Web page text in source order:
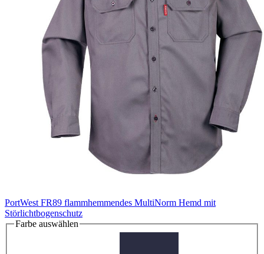
PortWest FR89 flammhemmendes MultiNorm Hemd mit
Störlichtbogenschutz
Farbe auswählen